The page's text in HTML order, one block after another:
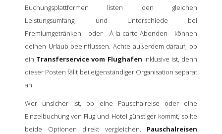
Buchungsplattformen listen den gleichen
Leistungsumfang, und Unterschiede bei
Premiumgetränken oder À-la-carte-Abenden können
deinen Urlaub beeinflussen. Achte außerdem darauf, ob
ein Transferservice vom Flughafen inklusive ist, denn
dieser Posten fällt bei eigenständiger Organisation separat
an.
Wer unsicher ist, ob eine Pauschalreise oder eine
Einzelbuchung von Flug und Hotel günstiger kommt, sollte
beide Optionen direkt vergleichen. Pauschalreisen